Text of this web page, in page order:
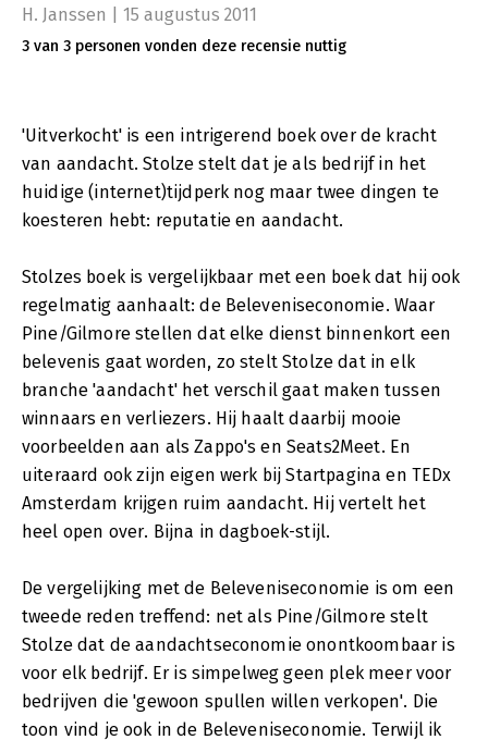
H. Janssen | 15 augustus 2011
3 van 3 personen vonden deze recensie nuttig
'Uitverkocht' is een intrigerend boek over de kracht
van aandacht. Stolze stelt dat je als bedrijf in het
huidige (internet)tijdperk nog maar twee dingen te
koesteren hebt: reputatie en aandacht.
Stolzes boek is vergelijkbaar met een boek dat hij ook
regelmatig aanhaalt: de Beleveniseconomie. Waar
Pine/Gilmore stellen dat elke dienst binnenkort een
belevenis gaat worden, zo stelt Stolze dat in elk
branche 'aandacht' het verschil gaat maken tussen
winnaars en verliezers. Hij haalt daarbij mooie
voorbeelden aan als Zappo's en Seats2Meet. En
uiteraard ook zijn eigen werk bij Startpagina en TEDx
Amsterdam krijgen ruim aandacht. Hij vertelt het
heel open over. Bijna in dagboek-stijl.
De vergelijking met de Beleveniseconomie is om een
tweede reden treffend: net als Pine/Gilmore stelt
Stolze dat de aandachtseconomie onontkoombaar is
voor elk bedrijf. Er is simpelweg geen plek meer voor
bedrijven die 'gewoon spullen willen verkopen'. Die
toon vind je ook in de Beleveniseconomie. Terwijl ik